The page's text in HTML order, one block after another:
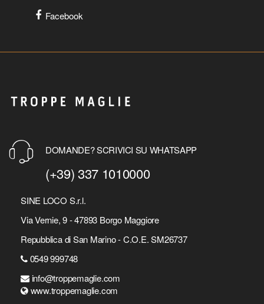
Facebook
DOMANDE? SCRIVICI SU WHATSAPP
(+39) 337 1010000
SINE LOCO S.r.l.
Via Vernie, 9 - 47893 Borgo Maggiore
Repubblica di San Marino - C.O.E. SM26737
0549 999748
info@troppemaglie.com
www.troppemaglie.com